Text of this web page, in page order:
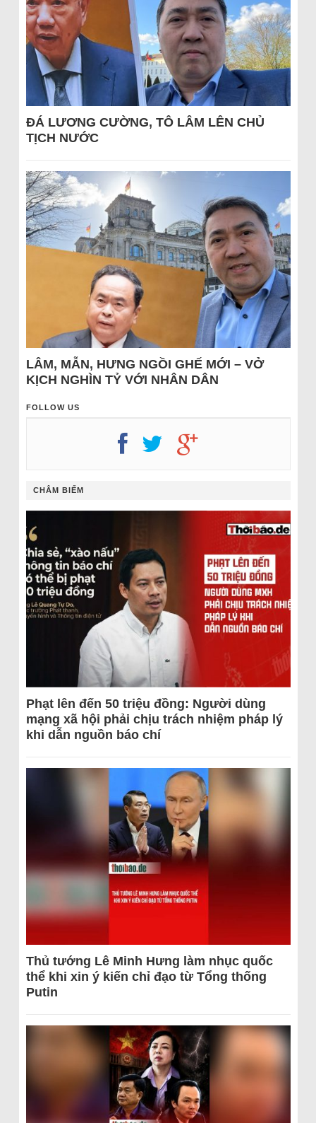
ĐÁ LƯƠNG CƯỜNG, TÔ LÂM LÊN CHỦ
TỊCH NƯỚC
LÂM, MẪN, HƯNG NGỒI GHẾ MỚI – VỞ
KỊCH NGHÌN TỶ VỚI NHÂN DÂN
FOLLOW US
CHÂM BIẾM
Phạt lên đến 50 triệu đồng: Người dùng
mạng xã hội phải chịu trách nhiệm pháp lý
khi dẫn nguồn báo chí
Thủ tướng Lê Minh Hưng làm nhục quốc
thể khi xin ý kiến chỉ đạo từ Tổng thống
Putin